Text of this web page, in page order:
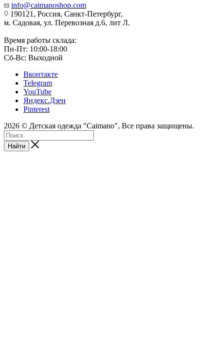
info@caimanoshop.com
190121, Россия, Санкт-Петербург,
м. Садовая, ул. Перевозная д.6, лит Л.
Время работы склада:
Пн-Пт: 10:00-18:00
Сб-Вс: Выходной
Вконтакте
Telegram
YouTube
Яндекс.Дзен
Pinterest
2026 © Детская одежда "Caimano", Все права защищены.
Найти